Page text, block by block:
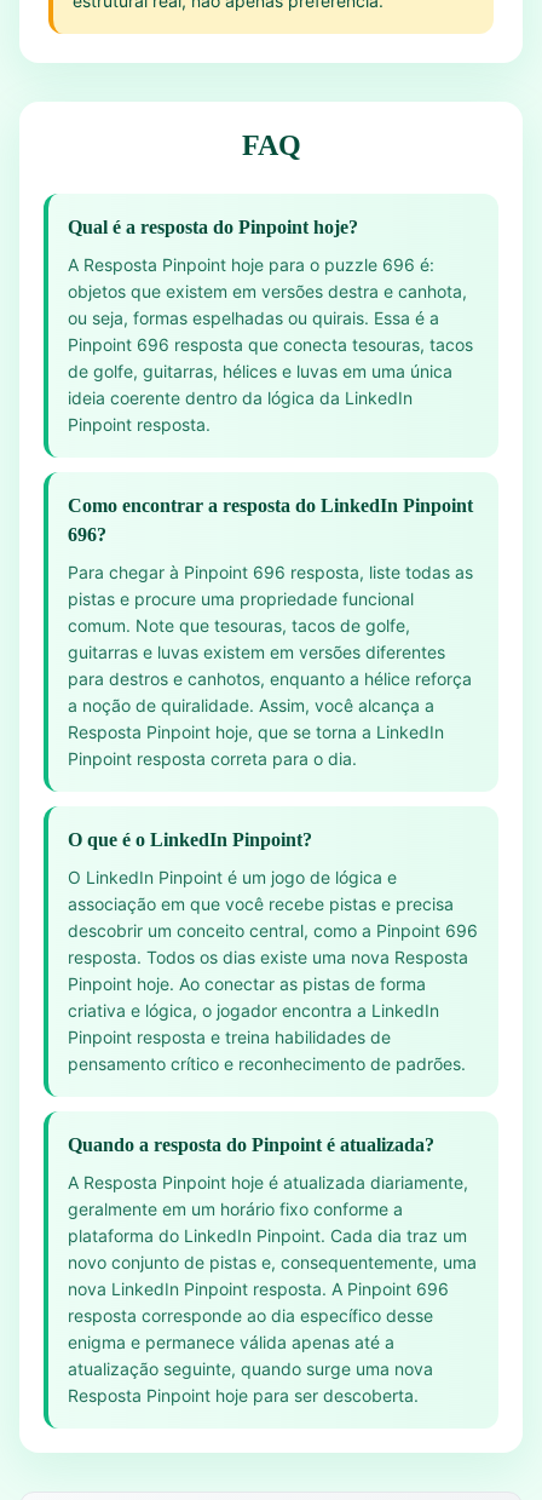
FAQ
Qual é a resposta do Pinpoint hoje?
A Resposta Pinpoint hoje para o puzzle 696 é:
objetos que existem em versões destra e canhota,
ou seja, formas espelhadas ou quirais. Essa é a
Pinpoint 696 resposta que conecta tesouras, tacos
de golfe, guitarras, hélices e luvas em uma única
ideia coerente dentro da lógica da LinkedIn
Pinpoint resposta.
Como encontrar a resposta do LinkedIn Pinpoint
696?
Para chegar à Pinpoint 696 resposta, liste todas as
pistas e procure uma propriedade funcional
comum. Note que tesouras, tacos de golfe,
guitarras e luvas existem em versões diferentes
para destros e canhotos, enquanto a hélice reforça
a noção de quiralidade. Assim, você alcança a
Resposta Pinpoint hoje, que se torna a LinkedIn
Pinpoint resposta correta para o dia.
O que é o LinkedIn Pinpoint?
O LinkedIn Pinpoint é um jogo de lógica e
associação em que você recebe pistas e precisa
descobrir um conceito central, como a Pinpoint 696
resposta. Todos os dias existe uma nova Resposta
Pinpoint hoje. Ao conectar as pistas de forma
criativa e lógica, o jogador encontra a LinkedIn
Pinpoint resposta e treina habilidades de
pensamento crítico e reconhecimento de padrões.
Quando a resposta do Pinpoint é atualizada?
A Resposta Pinpoint hoje é atualizada diariamente,
geralmente em um horário fixo conforme a
plataforma do LinkedIn Pinpoint. Cada dia traz um
novo conjunto de pistas e, consequentemente, uma
nova LinkedIn Pinpoint resposta. A Pinpoint 696
resposta corresponde ao dia específico desse
enigma e permanece válida apenas até a
atualização seguinte, quando surge uma nova
Resposta Pinpoint hoje para ser descoberta.